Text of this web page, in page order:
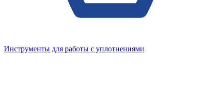
Инструменты для работы с уплотнениями